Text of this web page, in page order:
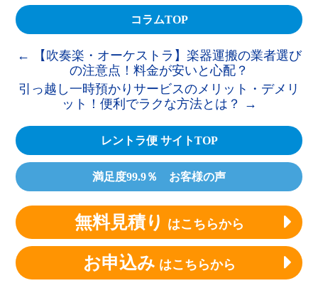
コラムTOP
←
【吹奏楽・オーケストラ】楽器運搬の業者選び
の注意点！料金が安いと心配？
引っ越し一時預かりサービスのメリット・デメリ
ット！便利でラクな方法とは？
→
レントラ便 サイトTOP
満足度99.9％ お客様の声
無料見積り はこちらから
お申込み はこちらから